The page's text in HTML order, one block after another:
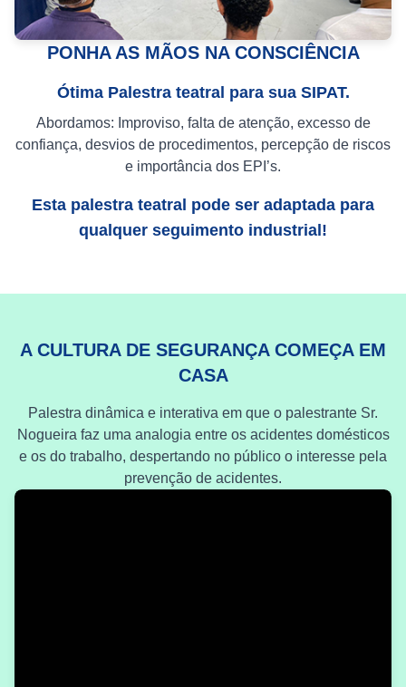
PONHA AS MÃOS NA CONSCIÊNCIA
Ótima Palestra teatral para sua SIPAT.
Abordamos: Improviso, falta de atenção, excesso de
confiança, desvios de procedimentos, percepção de riscos
e importância dos EPI’s.
Esta palestra teatral pode ser adaptada para
qualquer seguimento industrial!
A CULTURA DE SEGURANÇA COMEÇA EM
CASA
Palestra dinâmica e interativa em que o palestrante Sr.
Nogueira faz uma analogia entre os acidentes domésticos
e os do trabalho, despertando no público o interesse pela
prevenção de acidentes.